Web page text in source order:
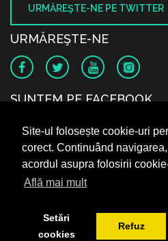
Site-ul folosește cookie-uri
corect. Continuând
acordul asupra folosirii
Află mai mult
Setări
cookies
Refuz
URMĂREŞTE-NE PE TWITTER
URMĂREŞTE-NE
SUNTEM PE FACEBOOK